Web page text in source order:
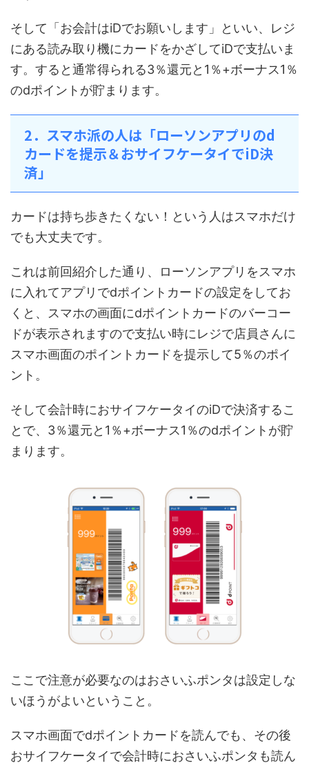
そして「お会計はiDでお願いします」といい、レジ
にある読み取り機にカードをかざしてiDで支払いま
す。すると通常得られる3％還元と1％+ボーナス1％
のdポイントが貯まります。
2．スマホ派の人は「ローソンアプリのd
カードを提示＆おサイフケータイでiD決
済」
カードは持ち歩きたくない！という人はスマホだけ
でも大丈夫です。
これは前回紹介した通り、ローソンアプリをスマホ
に入れてアプリでdポイントカードの設定をしてお
くと、スマホの画面にdポイントカードのバーコー
ドが表示されますので支払い時にレジで店員さんに
スマホ画面のポイントカードを提示して5％のポイ
ント。
そして会計時におサイフケータイのiDで決済するこ
とで、3％還元と1％+ボーナス1％のdポイントが貯
まります。
ここで注意が必要なのはおさいふポンタは設定しな
いほうがよいということ。
スマホ画面でdポイントカードを読んでも、その後
おサイフケータイで会計時におさいふポンタも読ん